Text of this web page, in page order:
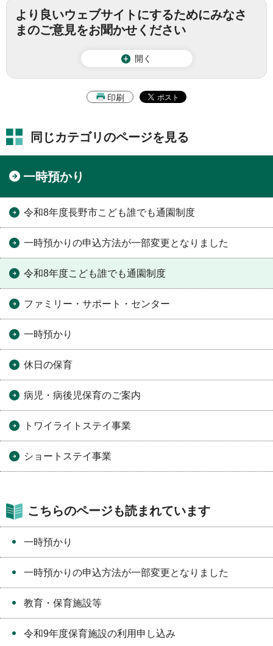
より良いウェブサイトにするためにみなさ
まのご意見をお聞かせください
開く
印刷
同じカテゴリのページを見る
一時預かり
令和8年度長野市こども誰でも通園制度
一時預かりの申込方法が一部変更となりました
令和8年度こども誰でも通園制度
ファミリー・サポート・センター
一時預かり
休日の保育
病児・病後児保育のご案内
トワイライトステイ事業
ショートステイ事業
こちらのページも読まれています
一時預かり
一時預かりの申込方法が一部変更となりました
教育・保育施設等
令和9年度保育施設の利用申し込み